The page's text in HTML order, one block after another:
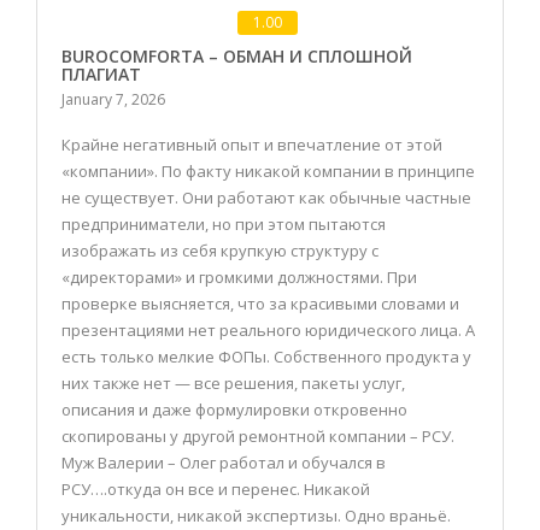
1.00
BUROCOMFORTA – ОБМАН И СПЛОШНОЙ
ПЛАГИАТ
January 7, 2026
Крайне негативный опыт и впечатление от этой
«компании». По факту никакой компании в принципе
не существует. Они работают как обычные частные
предприниматели, но при этом пытаются
изображать из себя крупкую структуру с
«директорами» и громкими должностями. При
проверке выясняется, что за красивыми словами и
презентациями нет реального юридического лица. А
есть только мелкие ФОПы. Собственного продукта у
них также нет — все решения, пакеты услуг,
описания и даже формулировки откровенно
скопированы у другой ремонтной компании – РСУ.
Муж Валерии – Олег работал и обучался в
РСУ….откуда он все и перенес. Никакой
уникальности, никакой экспертизы. Одно враньё.